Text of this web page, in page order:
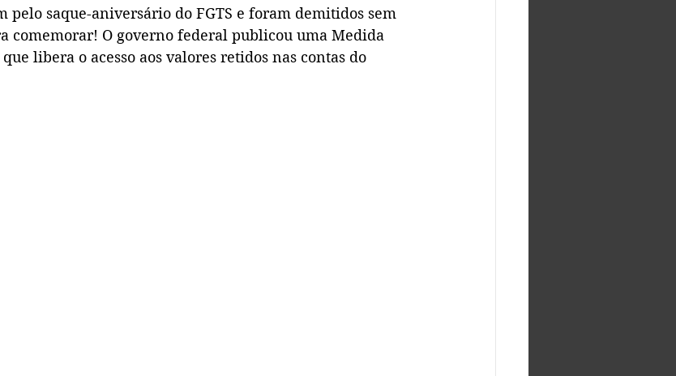
pelo saque-aniversário do FGTS e foram demitidos sem
comemorar! O governo federal publicou uma Medida
libera o acesso aos valores retidos nas contas do